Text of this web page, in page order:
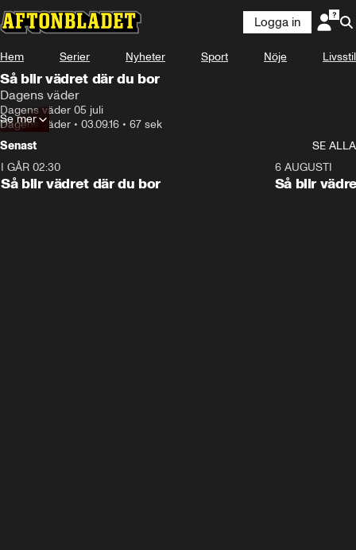
Logga in
Hem Serier Nyheter Sport Nöje Livsstil
Så blir vädret där du bor
Dagens väder
Dagens väder 05 juli
Dagens väder • 03.09.16 • 67 sek
Se mer
Senast
SE ALLA
I GÅR 02:30
Så blir vädret där du bor
6 AUGUSTI
Så blir